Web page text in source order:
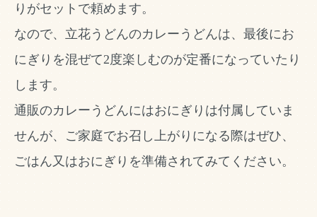
りがセットで頼めます。
なので、立花うどんのカレーうどんは、最後にお
にぎりを混ぜて2度楽しむのが定番になっていたり
します。
通販のカレーうどんにはおにぎりは付属していま
せんが、ご家庭でお召し上がりになる際はぜひ、
ごはん又はおにぎりを準備されてみてください。